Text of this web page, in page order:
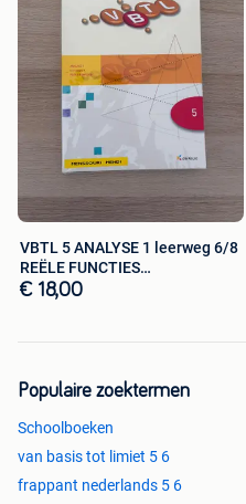
VBTL 5 ANALYSE 1 leerweg 6/8
REËLE FUNCTIES
9789048603787
€ 18,00
Populaire zoektermen
Schoolboeken
van basis tot limiet 5 6
frappant nederlands 5 6